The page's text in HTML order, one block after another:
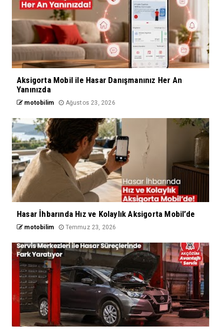
Aksigorta Mobil ile Hasar Danışmanınız Her An
Yanınızda
motobilim Ağustos 23, 2026
Hasar İhbarında Hız ve Kolaylık Aksigorta Mobil’de
motobilim Temmuz 23, 2026